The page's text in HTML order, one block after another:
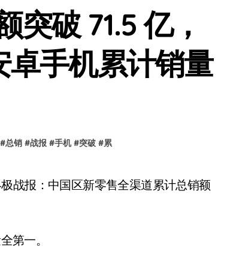
突破 71.5 亿，
手机累计销量
#总销 #战报 #手机 #突破 #累
第一。